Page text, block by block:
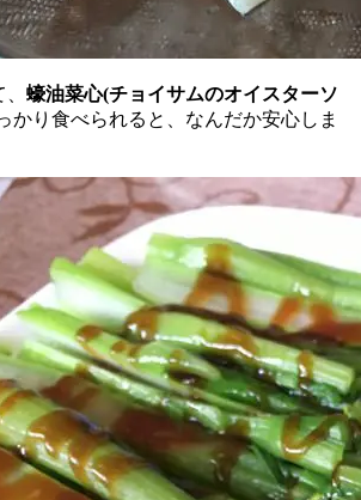
蠔油菜心(チョイサムのオイスターソ
かり食べられると、なんだか安心しま